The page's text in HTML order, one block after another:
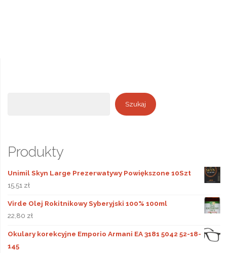
Szukaj
Produkty
Unimil Skyn Large Prezerwatywy Powiększone 10Szt
15,51 zł
Virde Olej Rokitnikowy Syberyjski 100% 100ml
22,80 zł
Okulary korekcyjne Emporio Armani EA 3181 5042 52-18-
145